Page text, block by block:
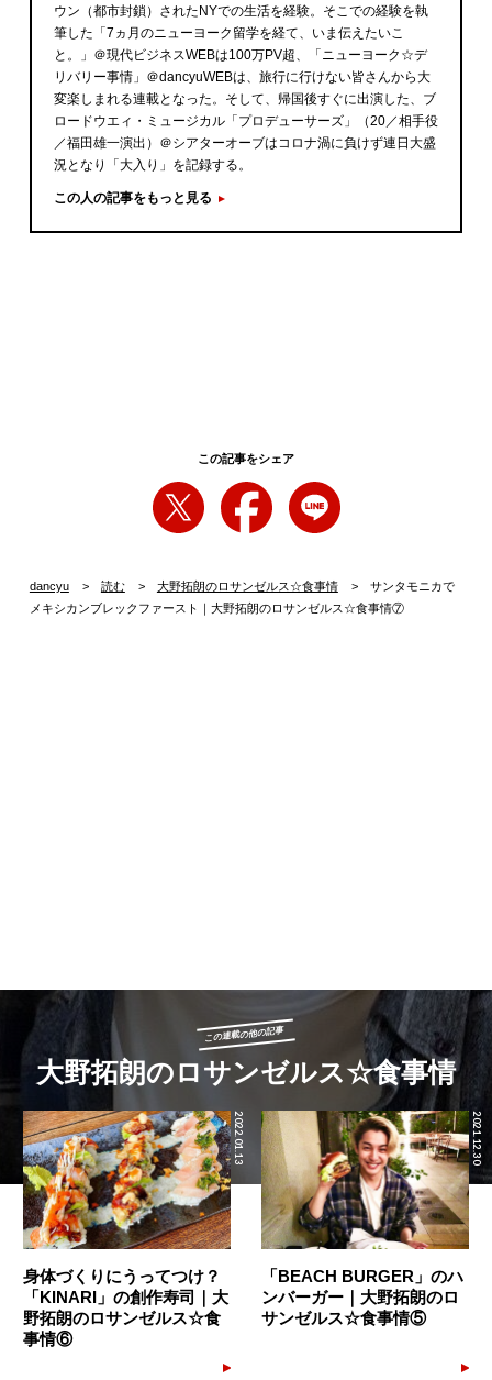
ウン（都市封鎖）されたNYでの生活を経験。そこでの経験を執
筆した「7ヵ月のニューヨーク留学を経て、いま伝えたいこ
と。」＠現代ビジネスWEBは100万PV超、「ニューヨーク☆デ
リバリー事情」＠dancyuWEBは、旅行に行けない皆さんから大
変楽しまれる連載となった。そして、帰国後すぐに出演した、ブ
ロードウエィ・ミュージカル「プロデューサーズ」（20／相手役
／福田雄一演出）＠シアターオーブはコロナ渦に負けず連日大盛
況となり「大入り」を記録する。
この人の記事をもっと見る
この記事をシェア
dancyu 読む 大野拓朗のロサンゼルス☆食事情
サンタモニカで
メキシカンブレックファースト｜大野拓朗のロサンゼルス☆食事情⑦
この連載の他の記事
大野拓朗のロサンゼルス☆食事情
2022.01.13
身体づくりにうってつけ？
「KINARI」の創作寿司｜大
野拓朗のロサンゼルス☆食
事情⑥
2021.12.30
「BEACH BURGER」のハ
ンバーガー｜大野拓朗のロ
サンゼルス☆食事情⑤